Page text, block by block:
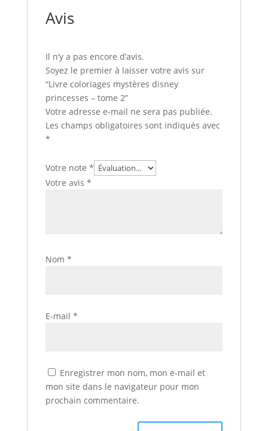
Avis
Il n’y a pas encore d’avis.
Soyez le premier à laisser votre avis sur
“Livre coloriages mystères disney
princesses – tome 2”
Votre adresse e-mail ne sera pas publiée.
Les champs obligatoires sont indiqués avec
*
Votre note *
Votre avis *
Nom *
E-mail *
Enregistrer mon nom, mon e-mail et
mon site dans le navigateur pour mon
prochain commentaire.